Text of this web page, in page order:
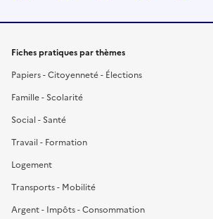
Fiches pratiques par thèmes
Papiers - Citoyenneté - Élections
Famille - Scolarité
Social - Santé
Travail - Formation
Logement
Transports - Mobilité
Argent - Impôts - Consommation